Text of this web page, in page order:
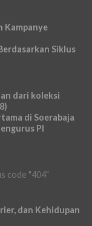
Kampanye
Siklus
dari koleksi
di Soerabaja
PI
code "404"
dan Kehidupan